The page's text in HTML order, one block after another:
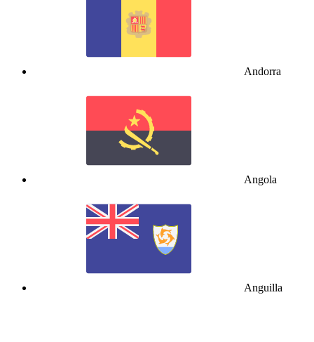
Andorra
Angola
Anguilla